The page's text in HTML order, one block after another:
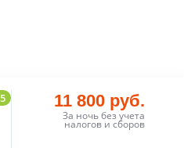
11 800 руб.
За ночь без учета
налогов и сборов